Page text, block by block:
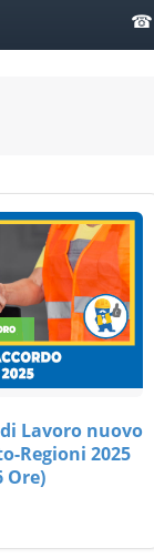
Lavoro nuovo
Regioni 2025
Ore)